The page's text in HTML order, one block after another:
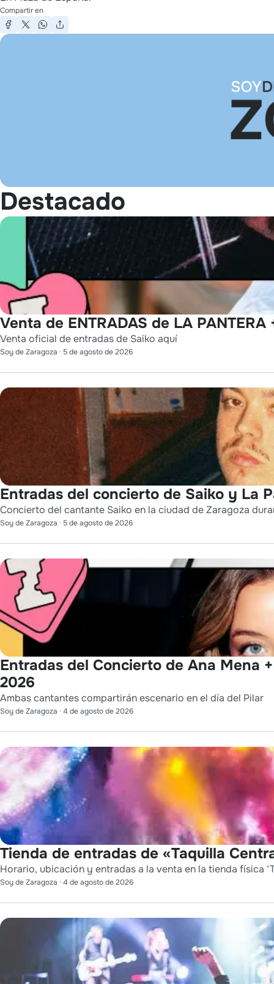
Compartir en
Destacado
Venta de ENTRADAS de LA
Venta oficial de entradas de Saiko aquí
Soy de Zaragoza · 5 de agosto de 2026
Entradas del concierto de Saiko y La
Concierto del cantante Saiko en la ciudad de Zaragoza
Soy de Zaragoza · 5 de agosto de 2026
Entradas del Concierto de Ana Mena
2026
Ambas cantantes compartirán escenario en el día del Pilar
Soy de Zaragoza · 4 de agosto de 2026
Tienda de entradas de «Taquilla
Horario, ubicación y entradas a la venta en la tienda física
Soy de Zaragoza · 4 de agosto de 2026